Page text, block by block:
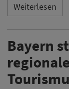
Weiterlesen
Bayern